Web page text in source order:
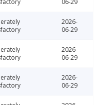
06-29
2026-
06-29
2026-
06-29
2026-
06-29